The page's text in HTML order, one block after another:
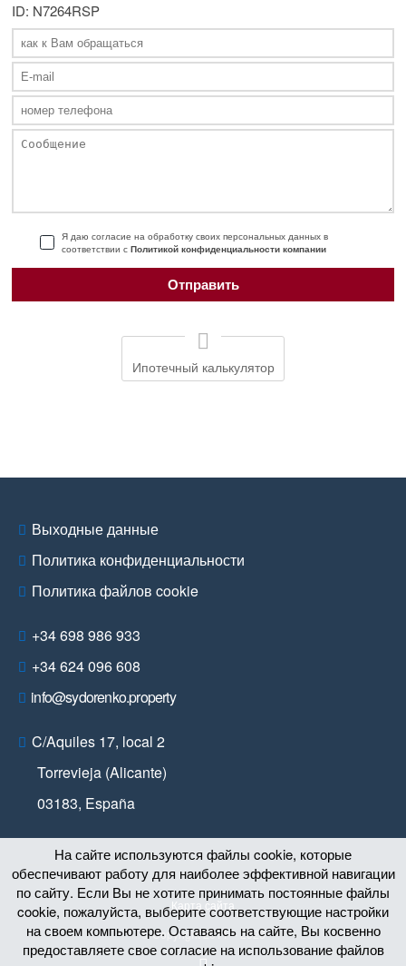
ID: N7264RSP
Я даю согласие на обработку своих персональных данных в
соответствии с Политикой конфиденциальности компании
Ипотечный калькулятор
Выходные данные
Политика конфиденциальности
Политика файлов cookie
+34 698 986 933
+34 624 096 608
info@sydorenko.property
C/Aquiles 17, local 2
Torrevieja (Alicante)
03183, España
Карта сайта
© Copyright 2011 – 2026
На сайте используются файлы cookie, которые
обеспечивают работу для наиболее эффективной навигации
по сайту. Если Вы не хотите принимать постоянные файлы
cookie, пожалуйста, выберите соответствующие настройки
на своем компьютере. Оставаясь на сайте, Вы косвенно
предоставляете свое согласие на использование файлов